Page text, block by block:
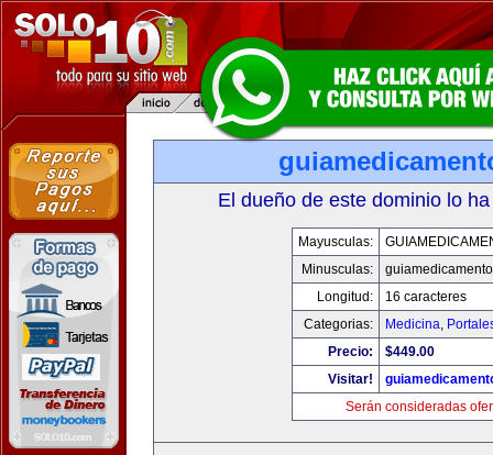
El dueño de este dominio lo
Mayusculas:
Minusculas:
Longitud:
16 caracteres
Categorias:
Medicina,
Precio:
$449.00
Visitar!
Serán consideradas